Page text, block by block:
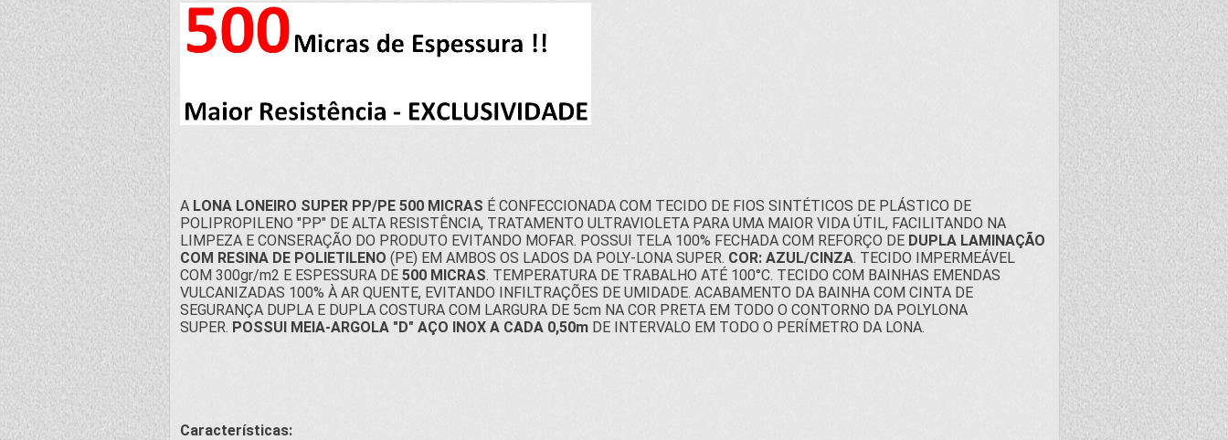
A LONA LONEIRO SUPER PP/PE 500 MICRAS É CONFECCIONADA COM TECIDO DE FIOS SINTÉTICOS DE PLÁSTICO DE
POLIPROPILENO "PP" DE ALTA RESISTÊNCIA, TRATAMENTO ULTRAVIOLETA PARA UMA MAIOR VIDA ÚTIL, FACILITANDO NA
LIMPEZA E CONSERAÇÃO DO PRODUTO EVITANDO MOFAR. POSSUI TELA 100% FECHADA COM REFORÇO DE DUPLA LAMINAÇÃO
COM RESINA DE POLIETILENO (PE) EM AMBOS OS LADOS DA POLY-LONA SUPER. COR: AZUL/CINZA. TECIDO IMPERMEÁVEL
COM 300gr/m2 E ESPESSURA DE 500 MICRAS. TEMPERATURA DE TRABALHO ATÉ 100°C. TECIDO COM BAINHAS EMENDAS
VULCANIZADAS 100% À AR QUENTE, EVITANDO INFILTRAÇÕES DE UMIDADE. ACABAMENTO DA BAINHA COM CINTA DE
SEGURANÇA DUPLA E DUPLA COSTURA COM LARGURA DE 5cm NA COR PRETA EM TODO O CONTORNO DA POLYLONA
SUPER. POSSUI MEIA-ARGOLA "D" AÇO INOX A CADA 0,50m DE INTERVALO EM TODO O PERÍMETRO DA LONA.
Características: